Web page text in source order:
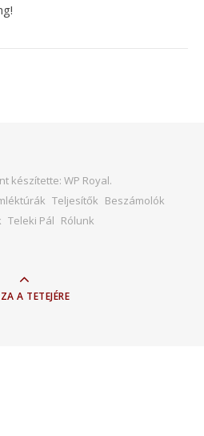
készítette: WP Royal.
Teljesítők Beszámolók
Teleki Pál Rólunk
A TETEJÉRE